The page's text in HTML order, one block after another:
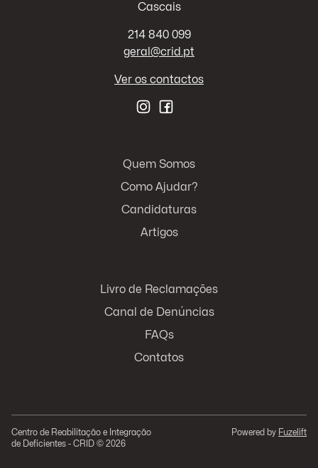
Cascais
214 840 099
geral@crid.pt
Ver os contactos
Quem Somos
Como Ajudar?
Candidaturas
Artigos
Livro de Reclamações
Canal de Denúncias
FAQs
Contatos
Centro de Reabilitação e Integração
de Deficientes - CRID © 2026
Powered by Fuzelift